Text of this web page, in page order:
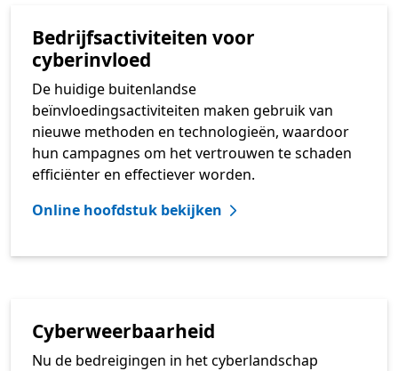
Bedrijfsactiviteiten voor
cyberinvloed
De huidige buitenlandse
beïnvloedingsactiviteiten maken gebruik van
nieuwe methoden en technologieën, waardoor
hun campagnes om het vertrouwen te schaden
efficiënter en effectiever worden.
Online hoofdstuk bekijken
Cyberweerbaarheid
Nu de bedreigingen in het cyberlandschap